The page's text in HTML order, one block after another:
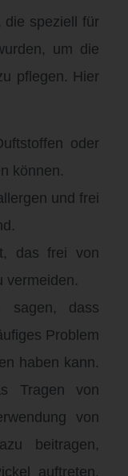
die speziell für
um die
pflegen. Hier
oder
können.
und frei
das frei von
vermeiden.
sagen, dass
Problem
haben kann.
Tragen von
von
beitragen,
auftreten,